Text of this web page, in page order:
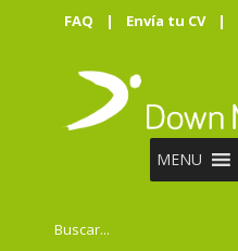
FAQ | Envía tu CV |
MENU